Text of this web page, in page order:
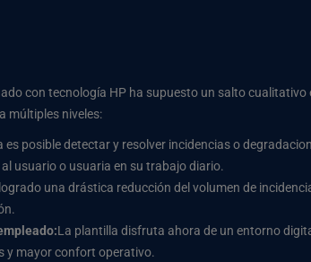
con tecnología HP ha supuesto un salto cualitativo
múltiples niveles:
es posible detectar y resolver incidencias o
usuario o usuaria en su trabajo diario.
una drástica reducción del volumen de
La plantilla disfruta ahora de un entorno
y mayor confort operativo.